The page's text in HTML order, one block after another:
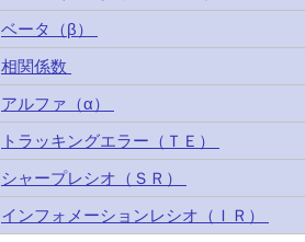
ベータ（β）
相関係数
アルファ（α）
トラッキングエラー（ＴＥ）
シャープレシオ（ＳＲ）
インフォメーションレシオ（ＩＲ）